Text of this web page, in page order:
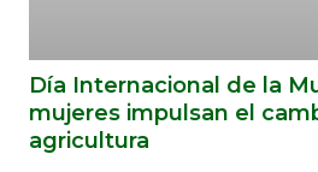
Día Internacional de la
mujeres impulsan el
agricultura